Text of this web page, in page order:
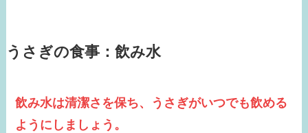
うさぎの食事：飲み水
飲み水は清潔さを保ち、うさぎがいつでも飲める
ようにしましょう。